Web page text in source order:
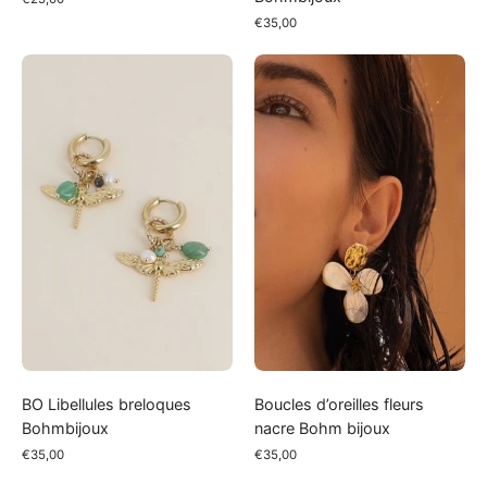
€35,00
BO Libellules breloques
Bohmbijoux
€35,00
Boucles
d’oreilles
fleurs
nacre
Bohm
bijoux
Boucles d’oreilles fleurs
nacre Bohm bijoux
€35,00